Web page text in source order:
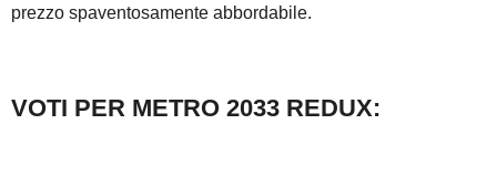
prezzo spaventosamente abbordabile.
VOTI PER METRO 2033 REDUX: